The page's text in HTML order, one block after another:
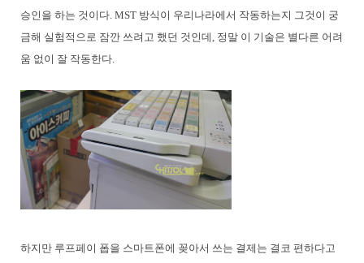
승인을 하는 것이다. MST 방식이 우리나라에서 작동하는지 그것이 궁
금해 실험적으로 잠깐 쓰려고 했던 것인데, 정말 이 기술은 별다른 어려
움 없이 잘 작동한다.
하지만 루프페이 폽을 스마트폰에 꽂아서 쓰는 결제는 결코 편하다고